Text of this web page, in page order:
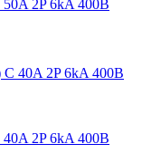
2P 6kA 400В
2P 6kA 400В